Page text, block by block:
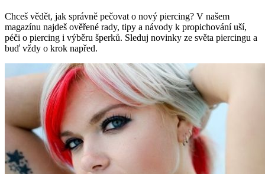
Chceš vědět, jak správně pečovat o nový piercing? V našem
magazínu najdeš ověřené rady, tipy a návody k propichování uší,
péči o piercing i výběru šperků. Sleduj novinky ze světa piercingu a
buď vždy o krok napřed.